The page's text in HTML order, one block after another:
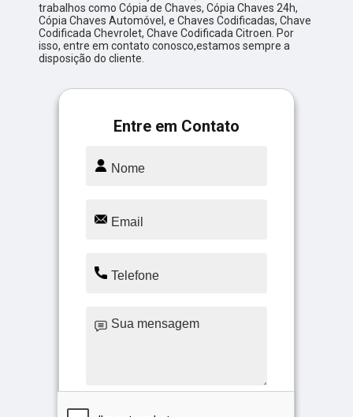
trabalhos como Cópia de Chaves, Cópia Chaves 24h,
Cópia Chaves Automóvel, e Chaves Codificadas, Chave
Codificada Chevrolet, Chave Codificada Citroen. Por
isso, entre em contato conosco,estamos sempre a
disposição do cliente.
Entre em Contato